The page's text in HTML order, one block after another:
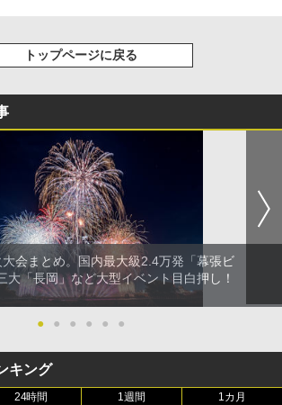
トップページに戻る
会まとめ。国内最大級2.4万発「幕張ビ
大「長岡」など大型イベント目白押し！
● ● ● ● ● ●
キング
24時間 1週間 1カ月